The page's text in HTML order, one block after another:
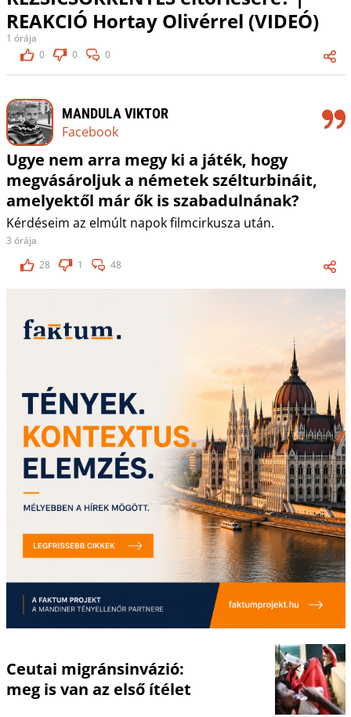
REAKCIÓ Hortay Olivérrel (VIDEÓ)
1 órája
0
0 0
MANDULA VIKTOR
Facebook
Ugye nem arra megy ki a játék, hogy
megvásároljuk a németek szélturbináit,
amelyektől már ők is szabadulnának?
Kérdéseim az elmúlt napok filmcirkusza után.
3 órája
28
1 48
Ceutai migránsinvázió:
meg is van az első ítélet